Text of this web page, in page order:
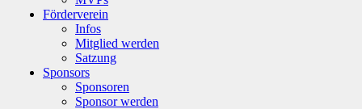
Förderverein
Infos
Mitglied werden
Satzung
Sponsors
Sponsoren
Sponsor werden